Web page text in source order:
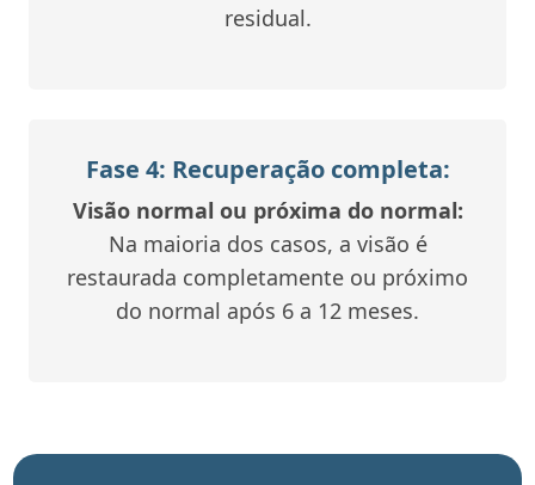
residual.
Fase 4: Recuperação completa:
Visão normal ou próxima do normal:
Na maioria dos casos, a visão é
restaurada completamente ou próximo
do normal após 6 a 12 meses.